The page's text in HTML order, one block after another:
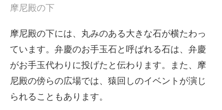
摩尼殿の下
摩尼殿の下には、丸みのある大きな石が横たわっ
ています。弁慶のお手玉石と呼ばれる石は、弁慶
がお手玉代わりに投げたと伝わります。また、摩
尼殿の傍らの広場では、猿回しのイベントが演じ
られることもあります。